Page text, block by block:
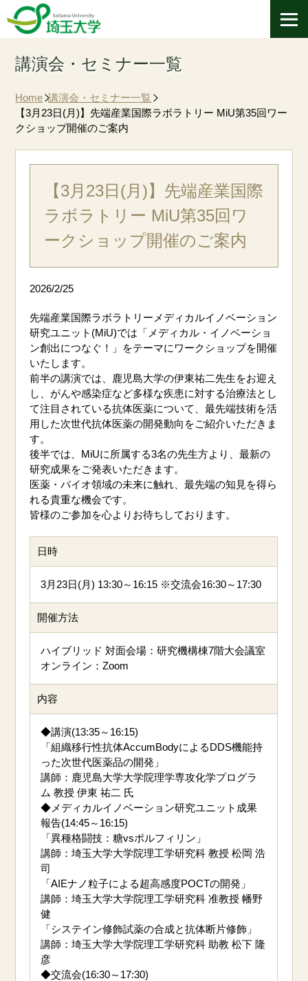
講演会・セミナー一覧
Home 講演会・セミナー一覧
【3月23日(月)】先端産業国際ラボラトリー MiU第35回ワー
クショップ開催のご案内
【3月23日(月)】先端産業国際
ラボラトリー MiU第35回ワ
ークショップ開催のご案内
2026/2/25
先端産業国際ラボラトリーメディカルイノベーション
研究ユニット(MiU)では「メディカル・イノベーショ
ン創出につなぐ！」をテーマにワークショップを開催
いたします。
前半の講演では、鹿児島大学の伊東祐二先生をお迎え
し、がんや感染症など多様な疾患に対する治療法とし
て注目されている抗体医薬について、最先端技術を活
用した次世代抗体医薬の開発動向をご紹介いただきま
す。
後半では、MiUに所属する3名の先生方より、最新の
研究成果をご発表いただきます。
医薬・バイオ領域の未来に触れ、最先端の知見を得ら
れる貴重な機会です。
皆様のご参加を心よりお待ちしております。
日時
3月23日(月) 13:30～16:15 ※交流会16:30～17:30
開催方法
ハイブリッド 対面会場：研究機構棟7階大会議室
オンライン：Zoom
内容
◆講演(13:35～16:15)
「組織移行性抗体AccumBodyによるDDS機能持
った次世代医薬品の開発」
講師：鹿児島大学大学院理学専攻化学プログラ
ム 教授 伊東 祐二 氏
◆メディカルイノベーション研究ユニット成果
報告(14:45～16:15)
「異種格闘技：糖vsポルフィリン」
講師：埼玉大学大学院理工学研究科 教授 松岡 浩
司
「AIEナノ粒子による超高感度POCTの開発」
講師：埼玉大学大学院理工学研究科 准教授 幡野
健
「システイン修飾試薬の合成と抗体断片修飾」
講師：埼玉大学大学院理工学研究科 助教 松下 隆
彦
◆交流会(16:30～17:30)